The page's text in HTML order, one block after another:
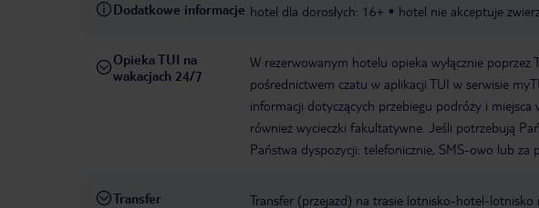
Dodatkowe informacje hotel dla dorosłych: 16+ hotel nie akceptuje
Opieka TUI na
wakacjach 24/7
W rezerwowanym hotelu opieka wyłącznie poprzez
pośrednictwem czatu w aplikacji TUI w serwisie
informacji dotyczących przebiegu podróży i
również wycieczki fakultatywne. Jeśli potrzebują
Państwa dyspozycji: telefonicznie, SMS-owo lub za
Transfer
Transfer (przejazd) na trasie lotnisko-hotel-